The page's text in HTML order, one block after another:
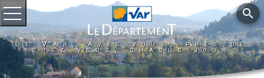
Ouvrir le menu
Le Var, avec vous, près de
chez vous, chaque jour
search